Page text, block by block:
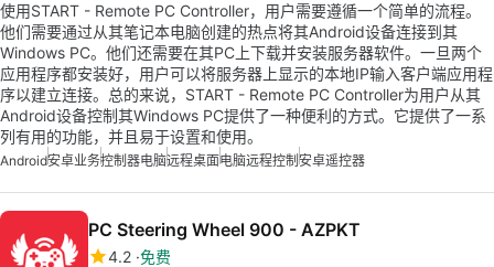
使用START - Remote PC Controller，用户需要遵循一个简单的流程。
他们需要通过从其笔记本电脑创建的热点将其Android设备连接到其
Windows PC。他们还需要在其PC上下载并安装服务器软件。一旦两个
应用程序都安装好，用户可以将服务器上显示的本地IP输入客户端应用程
序以建立连接。总的来说，START - Remote PC Controller为用户从其
Android设备控制其Windows PC提供了一种便利的方式。它提供了一系
列有用的功能，并且易于设置和使用。
Android安卓业务控制器电脑远程桌面电脑远程控制 安卓遥控器
PC Steering Wheel 900 - AZPKT
4.2 免费